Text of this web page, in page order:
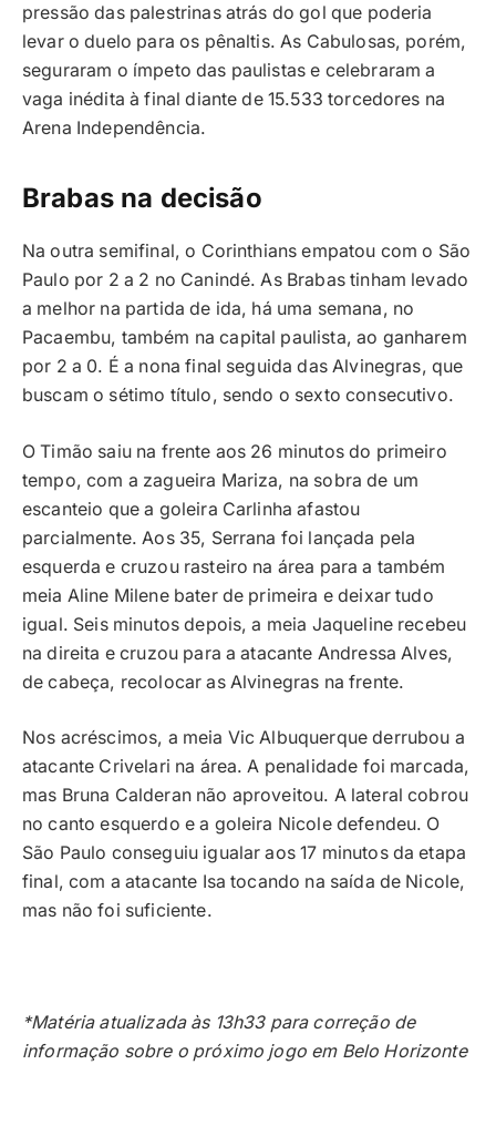
pressão das palestrinas atrás do gol que poderia
levar o duelo para os pênaltis. As Cabulosas, porém,
seguraram o ímpeto das paulistas e celebraram a
vaga inédita à final diante de 15.533 torcedores na
Arena Independência.
Brabas na decisão
Na outra semifinal, o Corinthians empatou com o São
Paulo por 2 a 2 no Canindé. As Brabas tinham levado
a melhor na partida de ida, há uma semana, no
Pacaembu, também na capital paulista, ao ganharem
por 2 a 0. É a nona final seguida das Alvinegras, que
buscam o sétimo título, sendo o sexto consecutivo.
O Timão saiu na frente aos 26 minutos do primeiro
tempo, com a zagueira Mariza, na sobra de um
escanteio que a goleira Carlinha afastou
parcialmente. Aos 35, Serrana foi lançada pela
esquerda e cruzou rasteiro na área para a também
meia Aline Milene bater de primeira e deixar tudo
igual. Seis minutos depois, a meia Jaqueline recebeu
na direita e cruzou para a atacante Andressa Alves,
de cabeça, recolocar as Alvinegras na frente.
Nos acréscimos, a meia Vic Albuquerque derrubou a
atacante Crivelari na área. A penalidade foi marcada,
mas Bruna Calderan não aproveitou. A lateral cobrou
no canto esquerdo e a goleira Nicole defendeu. O
São Paulo conseguiu igualar aos 17 minutos da etapa
final, com a atacante Isa tocando na saída de Nicole,
mas não foi suficiente.
*Matéria atualizada às 13h33 para correção de
informação sobre o próximo jogo em Belo Horizonte